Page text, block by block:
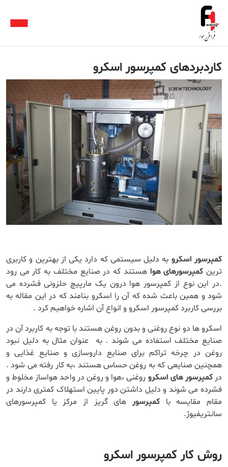
کاردبردهای کمپرسور اسکرو
کمپرسور اسکرو به دلیل سیستمی که دارد یکی از بهترین و کاربری
ترین کمپرسورهای هوا هستند که در صنایع مختلف به کار می رود
.در این نوع از کمپرسور هوا درون یک مارپیچ حلزونی فشرده می
شود و همین باعث شده که آن را اسکرو بنامند که در این مقاله به
بررسی کاربرد کمپرسور اسکرو و انواع آن اشاره خواهیم کرد .
اسکرو ها دو نوع روغنی و بدون روغن هستند با توجه به کاربرد آن در
صنایع مختلف استفاده می شوند . به عنوان مثال به دلیل نبود
روغن در چرخه تراکم برای صنایع داروسازی و صنایع غذایی و
همچنین صنایعی که به روغن حساس هستند ،به کار رفته می شود .
درکمپرسور های اسکرو روغنی ،هوا و روغن در واحد هواساز مخلوط و
فشرده می شوند و دلیل داشتن دور پایین استهلاک کمتری دارند در
مقام مقایسه با کمپرسور های گریز از مرکز یا کمپرسورهای
سانتریفیوژ.
روش کار کمپرسور اسکرو